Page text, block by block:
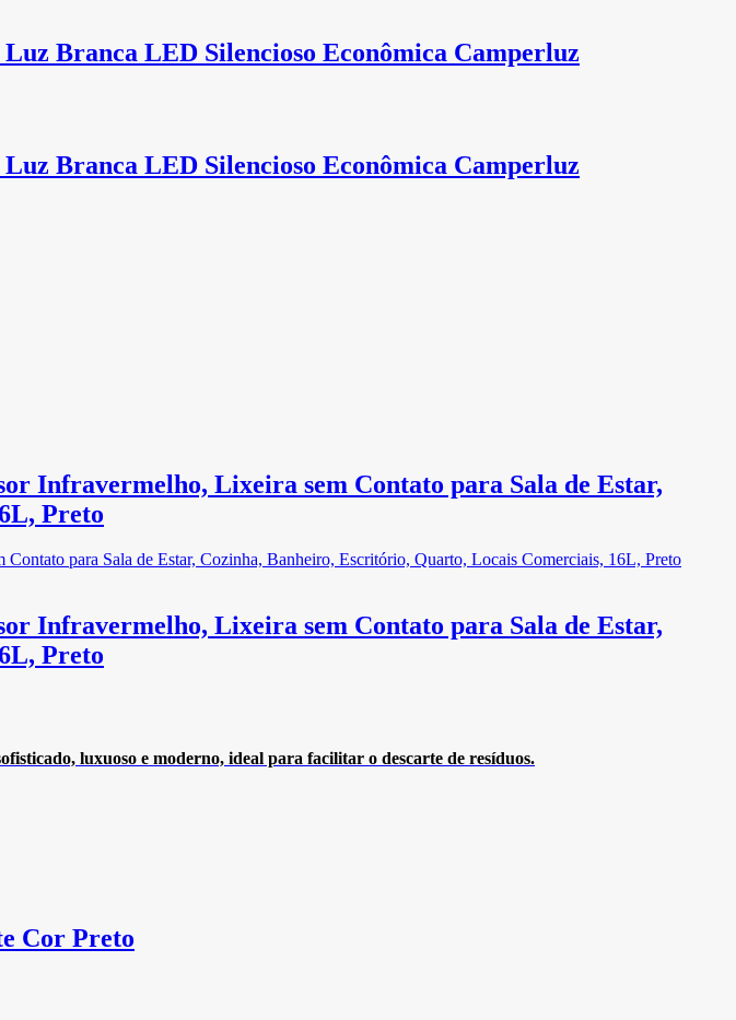
Branca LED Silencioso Econômica Camperluz
Branca LED Silencioso Econômica Camperluz
Infravermelho, Lixeira sem Contato para Sala de Estar,
Preto
Infravermelho, Lixeira sem Contato para Sala de Estar,
Preto
luxuoso e moderno, ideal para facilitar o descarte de resíduos.
Cor Preto